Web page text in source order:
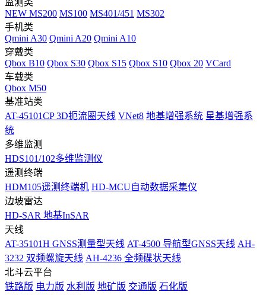
监测类
NEW MS200 MS100 MS401/451 MS302
手机类
Qmini A30 Qmini A20 Qmini A10
穿戴类
Qbox B10 Qbox S30 Qbox S15 Qbox S10 Qbox 20 VCard
车载类
Qbox M50
基准站类
AT-45101CP 3D扼流圈天线 VNet8 地基增强系统 星基增强系
统
多维监测
HDS101/102多维监测仪
遥测终端
HDM105遥测终端机 HD-MCU自动数据采集仪
边坡雷达
HD-SAR 地基InSAR
天线
AT-35101H GNSS测量型天线 AT-4500 导航型GNSS天线 AH-
3232 双频螺旋天线 AH-4236 全频碟状天线
北斗云平台
铁路版 电力版 水利版 地矿版 交通版 石化版